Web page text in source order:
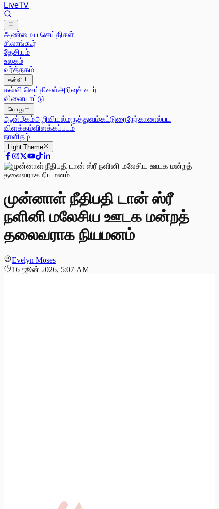
LiveTV
அண்மைய செய்திகள்
சிலாங்கூர்
தேசியம்
உலகம்
வர்த்தகம்
கல்வி
கல்வி செய்திகள்அறிவுச் சுடர்
விளையாட்டு
பொது
ஆன்மீகம்அறிவியல்மருத்துவம்கட்டுரைநேர்காணல்பட
விளக்கம்விளக்கப்படம்
நாளிதழ்
Light Theme
முன்னாள் நீதிபதி டான் ஸ்ரீ
நளினி மலேசிய ஊடக மன்றத்
தலைவராக நியமனம்
Evelyn Moses
16 ஜூன் 2026, 5:07 AM